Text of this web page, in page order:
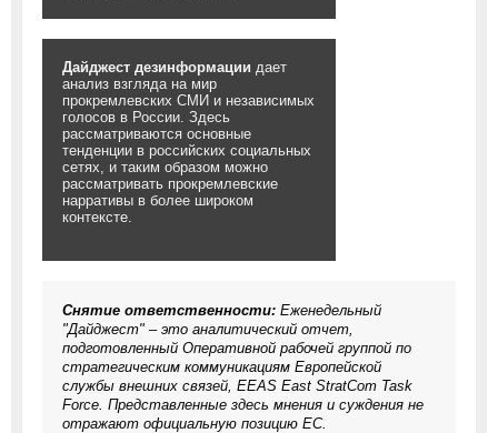
Дайджест дезинформации дает
анализ взгляда на мир
прокремлевских СМИ и независимых
голосов в России. Здесь
рассматриваются основные
тенденции в российских социальных
сетях, и таким образом можно
рассматривать прокремлевские
нарративы в более широком
контексте.
Снятие ответственности: Еженедельный
"Дайджест" – это аналитический отчет,
подготовленный Оперативной рабочей группой по
стратегическим коммуникациям Европейской
службы внешних связей, EEAS East StratCom Task
Force. Представленные здесь мнения и суждения не
отражают официальную позицию ЕС.